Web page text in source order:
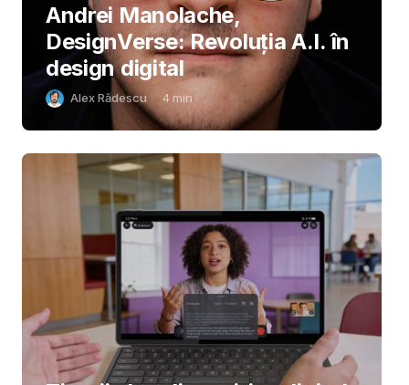
Andrei Manolache,
DesignVerse: Revoluția A.I. în
design digital
Alex Rădescu 4 min